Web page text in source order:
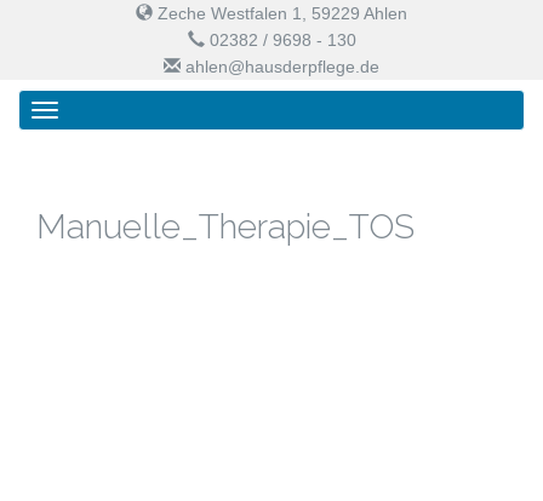
Zeche Westfalen 1, 59229 Ahlen
02382 / 9698 - 130
ahlen@hausderpflege.de
Primary
Menu
Skip
Haus der Pflege
Manuelle_Therapie_TOS